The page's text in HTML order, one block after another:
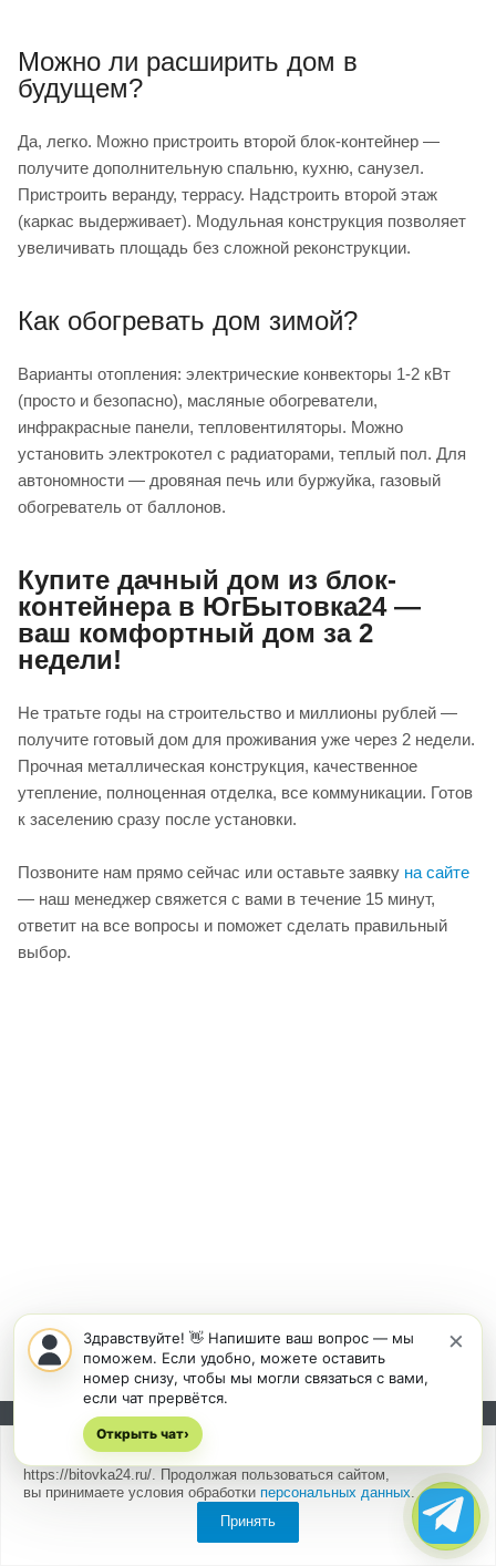
Можно ли расширить дом в
будущем?
Да, легко. Можно пристроить второй блок-контейнер —
получите дополнительную спальню, кухню, санузел.
Пристроить веранду, террасу. Надстроить второй этаж
(каркас выдерживает). Модульная конструкция позволяет
увеличивать площадь без сложной реконструкции.
Как обогревать дом зимой?
Варианты отопления: электрические конвекторы 1-2 кВт
(просто и безопасно), масляные обогреватели,
инфракрасные панели, тепловентиляторы. Можно
установить электрокотел с радиаторами, теплый пол. Для
автономности — дровяная печь или буржуйка, газовый
обогреватель от баллонов.
Купите дачный дом из блок-
контейнера в ЮгБытовка24 —
ваш комфортный дом за 2
недели!
Не тратьте годы на строительство и миллионы рублей —
получите готовый дом для проживания уже через 2 недели.
Прочная металлическая конструкция, качественное
утепление, полноценная отделка, все коммуникации. Готов
к заселению сразу после установки.
Позвоните нам прямо сейчас или оставьте заявку на сайте
— наш менеджер свяжется с вами в течение 15 минут,
ответит на все вопросы и поможет сделать правильный
выбор.
Подписывайтесь на новости и акции:
используем cookiesдля быстрой и удобной работы сайта
https://bitovka24.ru/. Продолжая пользоваться сайтом,
вы принимаете условия обработки персональных данных.
Принять
×
Здравствуйте! 👋 Напишите ваш вопрос — мы
поможем. Если удобно, можете оставить
номер снизу, чтобы мы могли связаться с вами,
если чат прервётся.
Открыть чат›